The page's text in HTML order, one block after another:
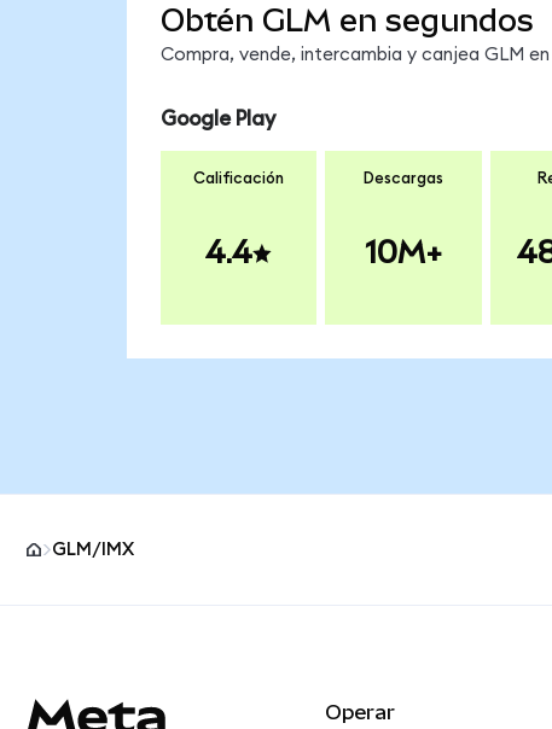
Obtén GLM en segundos
Compra, vende, intercambia y canjea GLM
Google Play
Calificación
4.4
Descargas
10M+
GLM/IMX
Operar